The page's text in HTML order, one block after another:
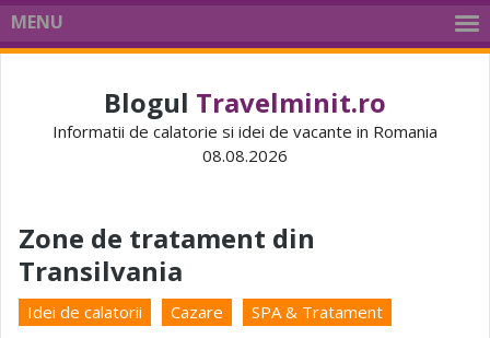
MENU
Blogul Travelminit.ro
Informatii de calatorie si idei de vacante in Romania
08.08.2026
Zone de tratament din
Transilvania
Idei de calatorii Cazare SPA & Tratament